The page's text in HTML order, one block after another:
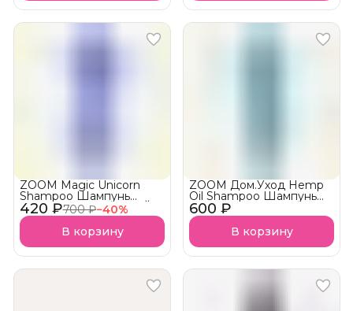
420 ₽700 ₽−40%
ZOOM Magic Unicorn
Shampoo Шампунь
безсульфатный УСПЕЙ
КУПИТЬ Снятие с
продажВ корзину
600 ₽
ZOOM Дом.Уход Hemp
Oil Shampoo Шампунь
бессульфатный
В корзину